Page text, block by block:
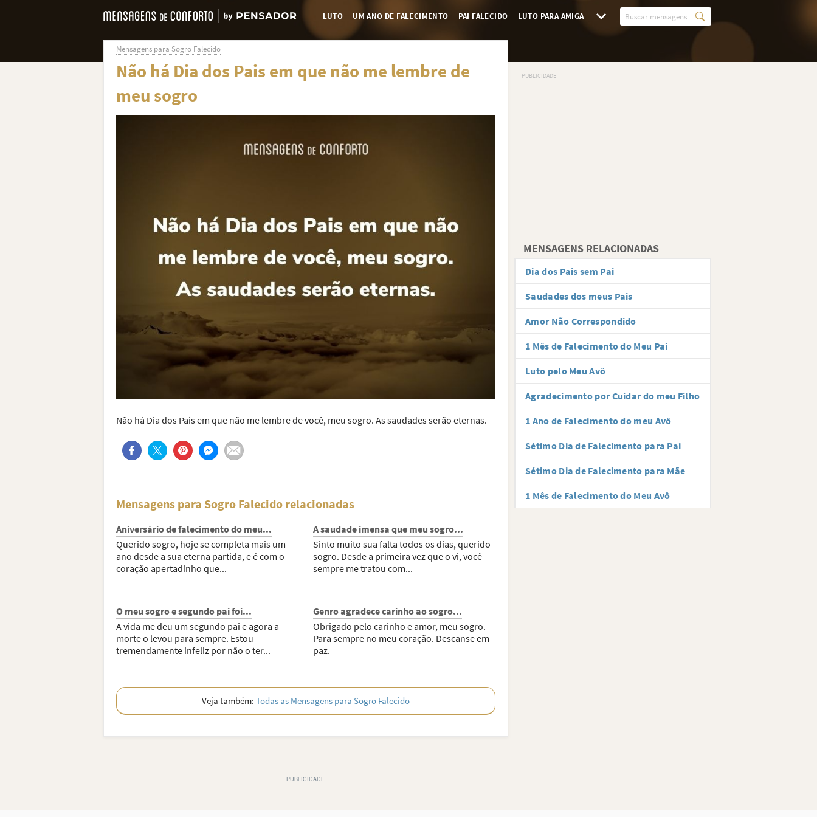
LUTO UM ANO DE FALECIMENTO PAI FALECIDO LUTO PARA AMIGA
Mensagens para Sogro Falecido
Não há Dia dos Pais em que não me lembre de
meu sogro
Não há Dia dos Pais em que não me lembre de você, meu sogro. As saudades serão eternas.
Mensagens para Sogro Falecido relacionadas
Aniversário de falecimento do meu...
Querido sogro, hoje se completa mais um
ano desde a sua eterna partida, e é com o
coração apertadinho que...
A saudade imensa que meu sogro...
Sinto muito sua falta todos os dias, querido
sogro. Desde a primeira vez que o vi, você
sempre me tratou com...
O meu sogro e segundo pai foi...
A vida me deu um segundo pai e agora a
morte o levou para sempre. Estou
tremendamente infeliz por não o ter...
Genro agradece carinho ao sogro...
Obrigado pelo carinho e amor, meu sogro.
Para sempre no meu coração. Descanse em
paz.
Veja também: Todas as Mensagens para Sogro Falecido
MENSAGENS RELACIONADAS
Dia dos Pais sem Pai
Saudades dos meus Pais
Amor Não Correspondido
1 Mês de Falecimento do Meu Pai
Luto pelo Meu Avô
Agradecimento por Cuidar do meu Filho
1 Ano de Falecimento do meu Avô
Sétimo Dia de Falecimento para Pai
Sétimo Dia de Falecimento para Mãe
1 Mês de Falecimento do Meu Avô